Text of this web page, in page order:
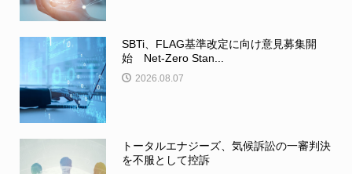
SBTi、FLAG基準改定に向け意見募集開
始 Net-Zero Stan...
2026.08.07
トータルエナジーズ、気候訴訟の一審判決
を不服として控訴